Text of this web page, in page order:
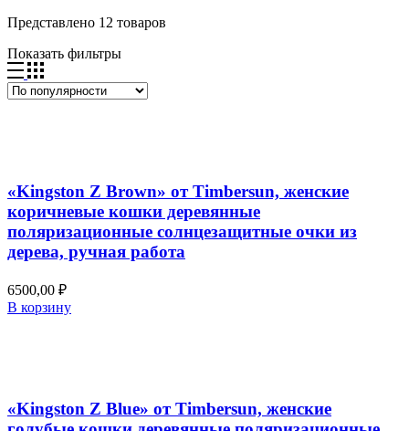
Представлено 12 товаров
Показать фильтры
«Kingston Z Brown» от Timbersun, женские
коричневые кошки деревянные
поляризационные солнцезащитные очки из
дерева, ручная работа
6500,00 ₽
В корзину
«Kingston Z Blue» от Timbersun, женские